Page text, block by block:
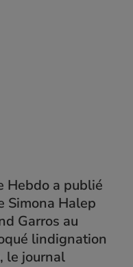
Hebdo a publié
Simona Halep
Garros au
lindignation
le journal